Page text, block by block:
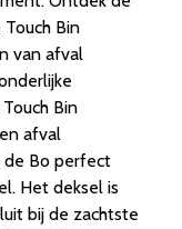
Bin
van afval
Bin
afval
de Bo perfect
Het deksel is
bij de zachtste